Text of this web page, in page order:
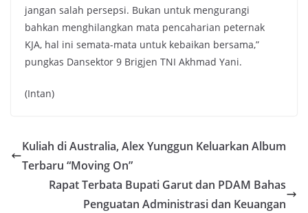
jangan salah persepsi. Bukan untuk mengurangi
bahkan menghilangkan mata pencaharian peternak
KJA, hal ini semata-mata untuk kebaikan bersama,”
pungkas Dansektor 9 Brigjen TNI Akhmad Yani.
(Intan)
Kuliah di Australia, Alex Yunggun Keluarkan Album
Terbaru “Moving On”
Rapat Terbata Bupati Garut dan PDAM Bahas
Penguatan Administrasi dan Keuangan